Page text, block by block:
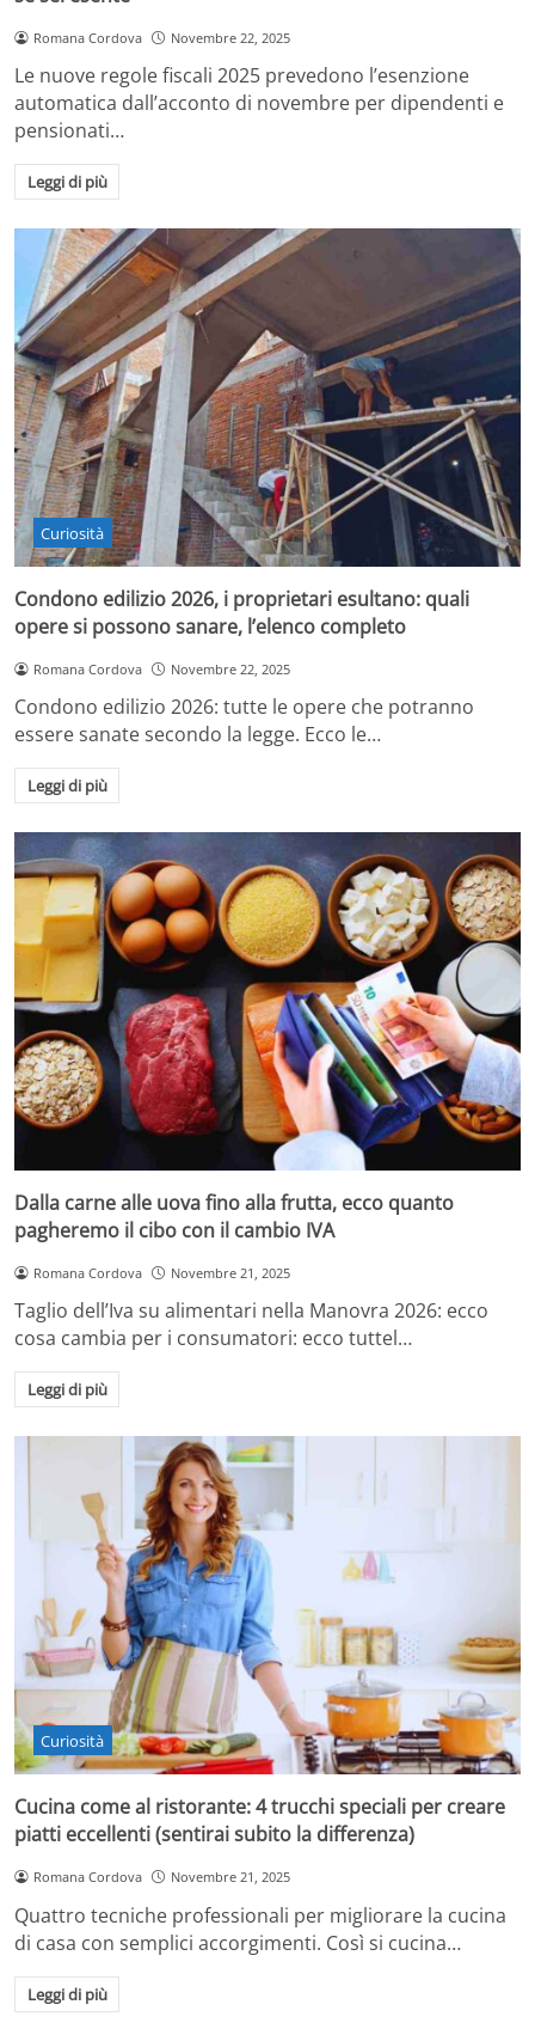
Romana Cordova Novembre 22, 2025
Le nuove regole fiscali 2025 prevedono l’esenzione
automatica dall’acconto di novembre per dipendenti e
pensionati…
Leggi di più
Curiosità
Condono edilizio 2026, i proprietari esultano: quali
opere si possono sanare, l’elenco completo
Romana Cordova Novembre 22, 2025
Condono edilizio 2026: tutte le opere che potranno
essere sanate secondo la legge. Ecco le…
Leggi di più
Dalla carne alle uova fino alla frutta, ecco quanto
pagheremo il cibo con il cambio IVA
Romana Cordova Novembre 21, 2025
Taglio dell’Iva su alimentari nella Manovra 2026: ecco
cosa cambia per i consumatori: ecco tuttel…
Leggi di più
Curiosità
Cucina come al ristorante: 4 trucchi speciali per creare
piatti eccellenti (sentirai subito la differenza)
Romana Cordova Novembre 21, 2025
Quattro tecniche professionali per migliorare la cucina
di casa con semplici accorgimenti. Così si cucina…
Leggi di più